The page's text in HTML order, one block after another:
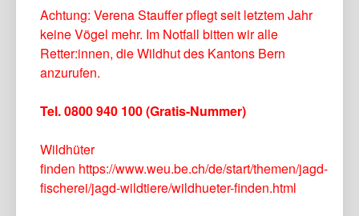
Achtung: Verena Stauffer pflegt seit letztem Jahr
keine Vögel mehr. Im Notfall bitten wir alle
Retter:innen, die Wildhut des Kantons Bern
anzurufen.
Tel. 0800 940 100 (Gratis-Nummer)
Wildhüter
finden https://www.weu.be.ch/de/start/themen/jagd-
fischerei/jagd-wildtiere/wildhueter-finden.html